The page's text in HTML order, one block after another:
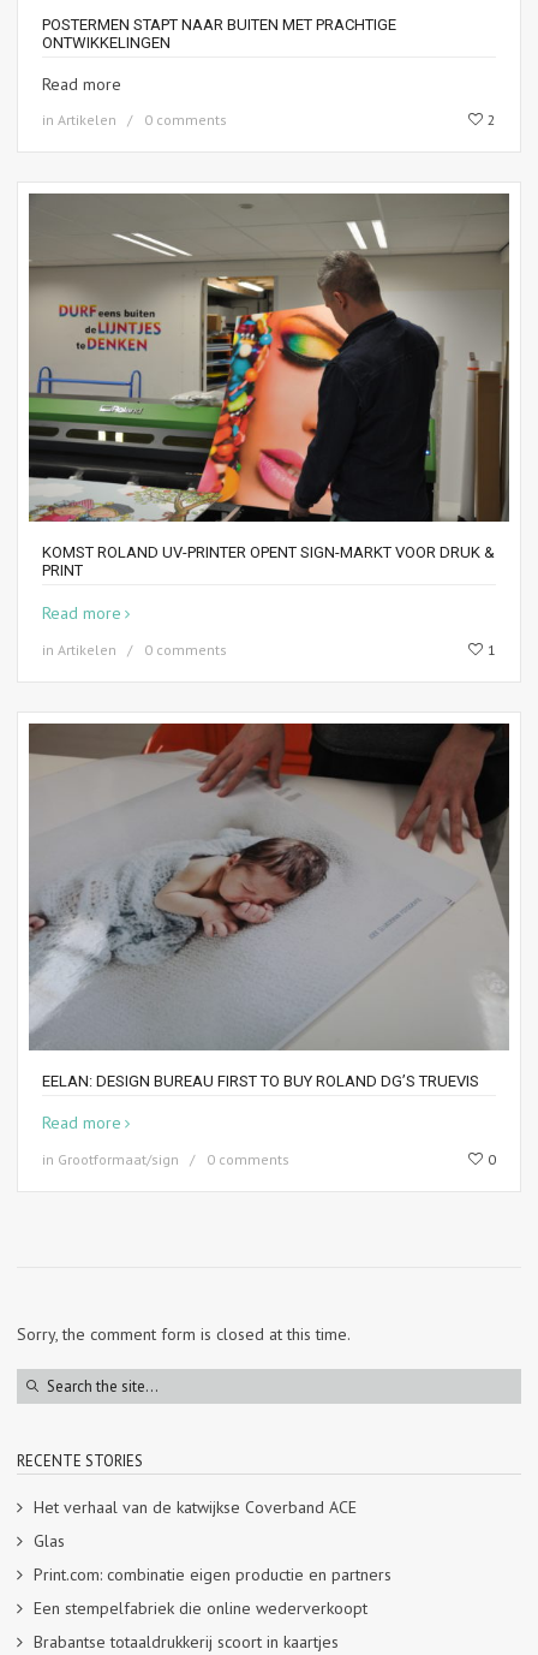
POSTERMEN STAPT NAAR BUITEN MET PRACHTIGE
ONTWIKKELINGEN
Read more
in Artikelen 0 comments 2
KOMST ROLAND UV-PRINTER OPENT SIGN-MARKT VOOR DRUK &
PRINT
Read more
in Artikelen 0 comments 1
EELAN: DESIGN BUREAU FIRST TO BUY ROLAND DG’S TRUEVIS
Read more
in Grootformaat/sign 0 comments 0
Sorry, the comment form is closed at this time.
RECENTE STORIES
Het verhaal van de katwijkse Coverband ACE
Glas
Print.com: combinatie eigen productie en partners
Een stempelfabriek die online wederverkoopt
Brabantse totaaldrukkerij scoort in kaartjes